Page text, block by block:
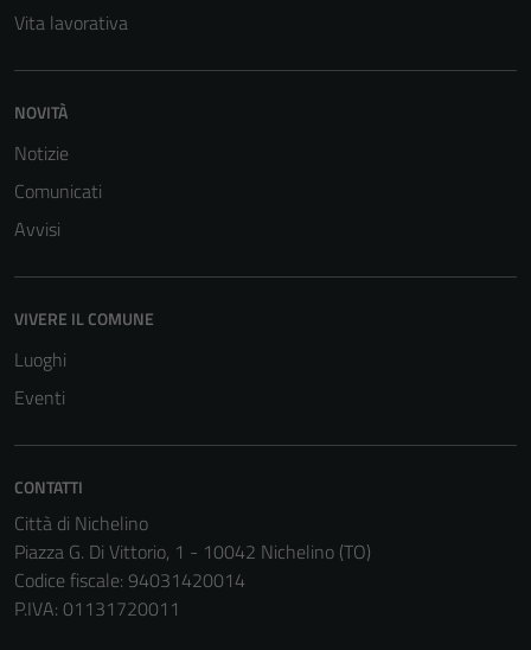
Vita lavorativa
NOVITÀ
Notizie
Comunicati
Avvisi
VIVERE IL COMUNE
Luoghi
Eventi
CONTATTI
Città di Nichelino
Piazza G. Di Vittorio, 1 - 10042 Nichelino (TO)
Codice fiscale: 94031420014
P.IVA: 01131720011